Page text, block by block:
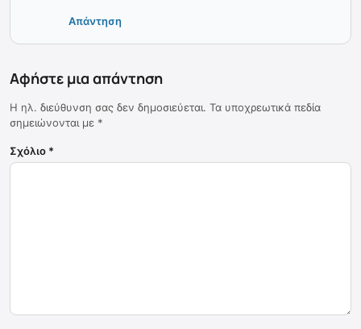
Απάντηση
Αφήστε μια απάντηση
Η ηλ. διεύθυνση σας δεν δημοσιεύεται. Τα υποχρεωτικά πεδία
σημειώνονται με *
Σχόλιο *